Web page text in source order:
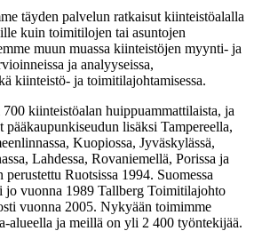
täyden palvelun ratkaisut kiinteistöalalla
kuin toimitilojen tai asuntojen
muun muassa kiinteistöjen myynti- ja
ja analyyseissa,
kiinteistö- ja toimitilajohtamisessa.
kiinteistöalan huippuammattilaista, ja
pääkaupunkiseudun lisäksi Tampereella,
Kuopiossa, Jyväskylässä,
Lahdessa, Rovaniemellä, Porissa ja
perustettu Ruotsissa 1994. Suomessa
jo vuonna 1989 Tallberg Toimitilajohto
vuonna 2005. Nykyään toimimme
alueella ja meillä on yli 2 400 työntekijää.